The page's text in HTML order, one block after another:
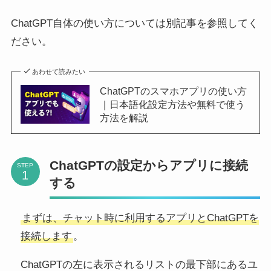
ChatGPT自体の使い方については別記事を参照してく
ださい。
あわせて読みたい
ChatGPTのスマホアプリの使い方
｜日本語化設定方法や無料で使う
方法を解説
STEP
ChatGPTの設定からアプリに接続
する
まずは、チャット時に利用するアプリとChatGPTを
接続します。
ChatGPTの左に表示されるリストの最下部にあるユ